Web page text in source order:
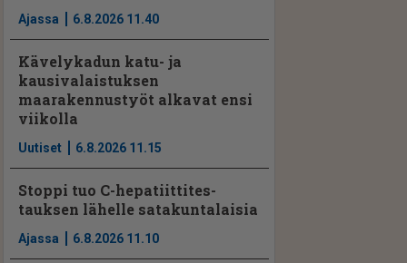
Ajassa 6.8.2026 11.40
Kävelykadun katu- ja
kausivalaistuksen
maarakennustyöt alkavat ensi
viikolla
Uutiset 6.8.2026 11.15
Stoppi tuo C-hepatiit­ti­tes­
tauksen lähelle satakuntalaisia
Ajassa 6.8.2026 11.10